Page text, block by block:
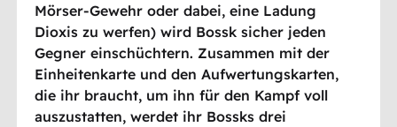
Mörser-Gewehr oder dabei, eine Ladung
Dioxis zu werfen) wird Bossk sicher jeden
Gegner einschüchtern. Zusammen mit der
Einheitenkarte und den Aufwertungskarten,
die ihr braucht, um ihn für den Kampf voll
auszustatten, werdet ihr Bossks drei